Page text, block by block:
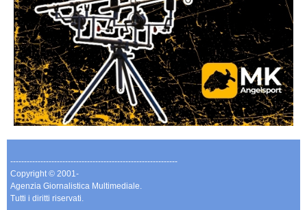
-------------------------------------------------------------
Copyright © 2001-
Agenzia Giornalistica Multimediale.
Tutti i diritti riservati.